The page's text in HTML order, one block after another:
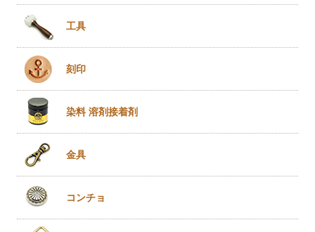
工具
刻印
染料 溶剤接着剤
金具
コンチョ